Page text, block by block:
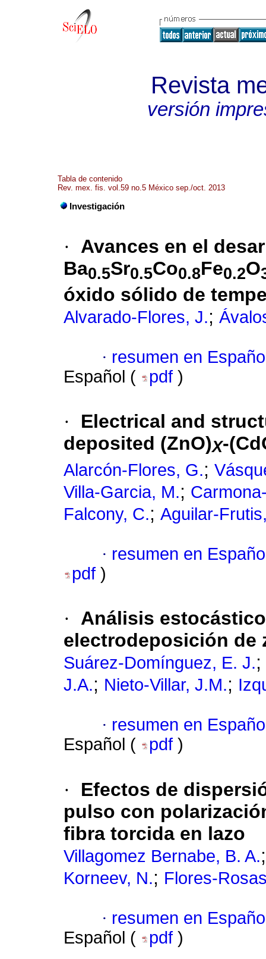
Revista
versión
Tabla de contenido
Rev. mex. fis. vol.59 no.5 México sep./oct. 2013
Investigación
·
Avances en el
Ba0.5Sr0.5Co0.8Fe0.2O
óxido sólido de
Alvarado-Flores, J.;
· resumen en
Español (
pdf )
·
Electrical and
deposited (ZnO)X-
Alarcón-Flores, G.;
Villa-Garcia, M.;
Falcony, C.; Aguilar-
· resumen en
pdf )
·
Análisis
electrodeposición de
Suárez-Domínguez, E. J.;
J.A.; Nieto-Villar, J.M.;
· resumen en
Español (
pdf )
·
Efectos de
pulso con
fibra torcida en lazo
Villagomez Bernabe, B. A.
Korneev, N.; Flores-
· resumen en
Español (
pdf )